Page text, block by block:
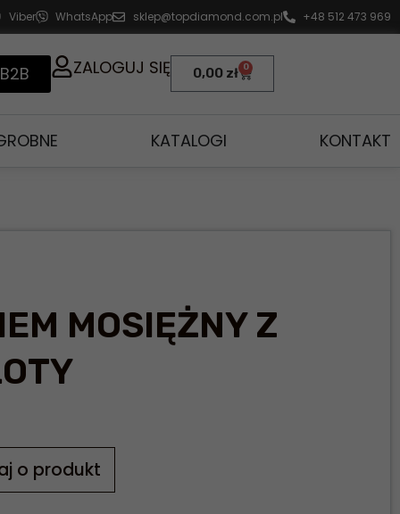
Viber WhatsApp sklep@topdiamond.com.pl +48 512 473 969
ZALOGUJ SIĘ 0,00 zł 0
KATALOGI KONTAKT
MOSIĘŻNY Z
o produkt